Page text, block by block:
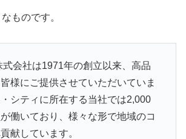
ものです。
式会社は1971年の創立以来、高品
様にご提供させていただいていま
シティに所在する当社では2,000
働いており、様々な形で地域のコ
献しています。